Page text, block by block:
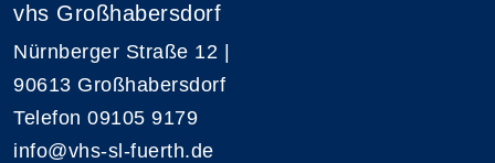
vhs Großhabersdorf
Nürnberger Straße 12 |
90613 Großhabersdorf
Telefon 09105 9179
info@vhs-sl-fuerth.de